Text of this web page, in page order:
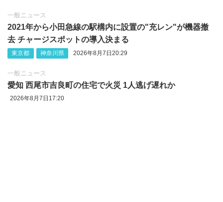
一般ニュース
2021年から小田急線の駅構内に設置の"充レン"が機器撤
去 チャージスポットの導入決まる
東京都 神奈川県 2026年8月7日20:29
一般ニュース
愛知 西尾市吉良町の住宅で火災 1人逃げ遅れか
2026年8月7日17:20